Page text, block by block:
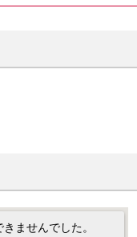
ませんでした。